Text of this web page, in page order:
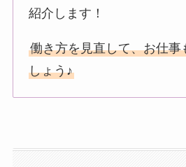
紹介します！
働き方を見直して、お仕事
しょう♪